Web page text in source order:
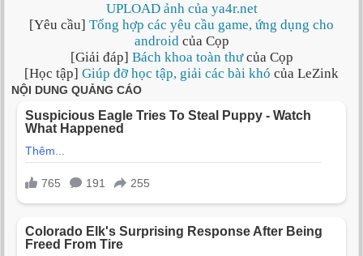
UPLOAD ảnh của ya4r.net
[Yêu cầu] Tổng hợp các yêu cầu game, ứng dụng cho
androidcủa Cọp
[Giải đáp] Bách khoa toàn thưcủa Cọp
[Học tập] Giúp đỡ học tập, giải các bài khó của LeZink